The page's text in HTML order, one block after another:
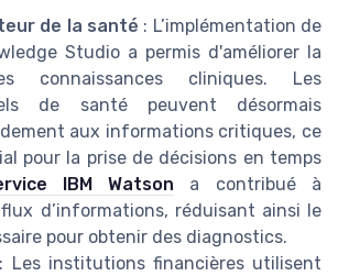
de la santé : L’implémentation de
Studio a permis d'améliorer la
connaissances cliniques. Les
de santé peuvent désormais
aux informations critiques, ce
pour la prise de décisions en temps
IBM Watson a contribué à
d’informations, réduisant ainsi le
pour obtenir des diagnostics.
: Les institutions financières utilisent